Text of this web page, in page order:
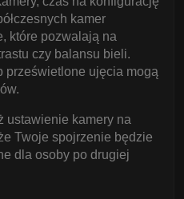
kamer
które pozwalają na
czy balansu bieli.
prześwietlone ujęcia mogą
ustawienie kamery na
Twoje spojrzenie będzie
dla osoby po drugiej